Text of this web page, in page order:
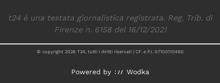
t24 è una testata giornalistica registrata. Reg. Trib. di
Firenze n. 6158 del 16/12/2021
© copyright 2026 T24, tutti i diritti riservati | CF. e P.I. 07100110480
Powered by Wodka